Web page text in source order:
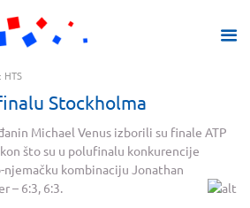
HTS
Stockholma
Michael Venus izborili su finale ATP
što su u polufinalu konkurencije
njemačku kombinaciju Jonathan
– 6:3, 6:3.